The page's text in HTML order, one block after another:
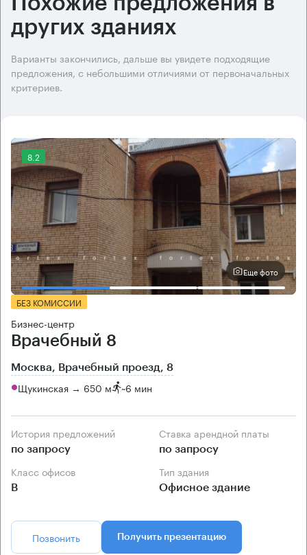
других зданиях
Варианты закончились, дальше вы увидете подходящие
предложения, с небольшими отличиями от первоначальных
критериев.
8.2
Еще фото
БЕЗ КОМИССИИ
Бизнес-центр
Врачебный 8
Москва, Врачебный проезд, 8
Щукинская → 650 м ~6 мин
История предложений
по запросу
Ставка арендной платы
по запросу
Класс офисов
B
Тип здания
Офисное здание
Позвонить Получить презентацию